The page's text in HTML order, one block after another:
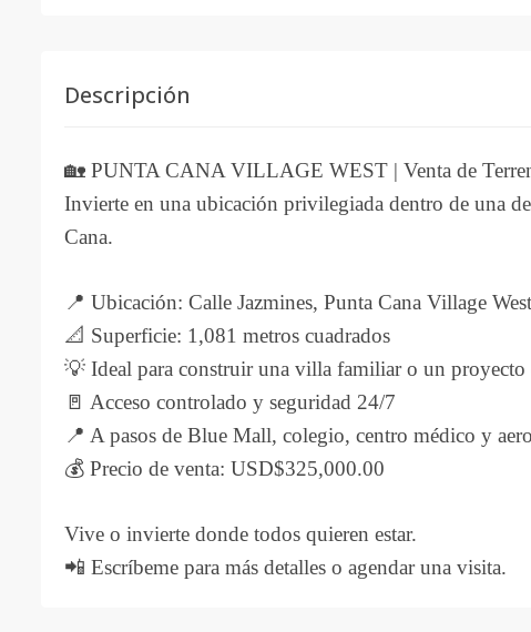
Descripción
🏡 PUNTA CANA VILLAGE WEST | Venta de
Invierte en una ubicación privilegiada dentro de una
Cana.
📍 Ubicación: Calle Jazmines, Punta Cana Village West
📐 Superficie: 1,081 metros cuadrados
💡 Ideal para construir una villa familiar o un proyecto
🚪 Acceso controlado y seguridad 24/7
📍 A pasos de Blue Mall, colegio, centro médico y
💰 Precio de venta: USD$325,000.00
Vive o invierte donde todos quieren estar.
📲 Escríbeme para más detalles o agendar una visita.